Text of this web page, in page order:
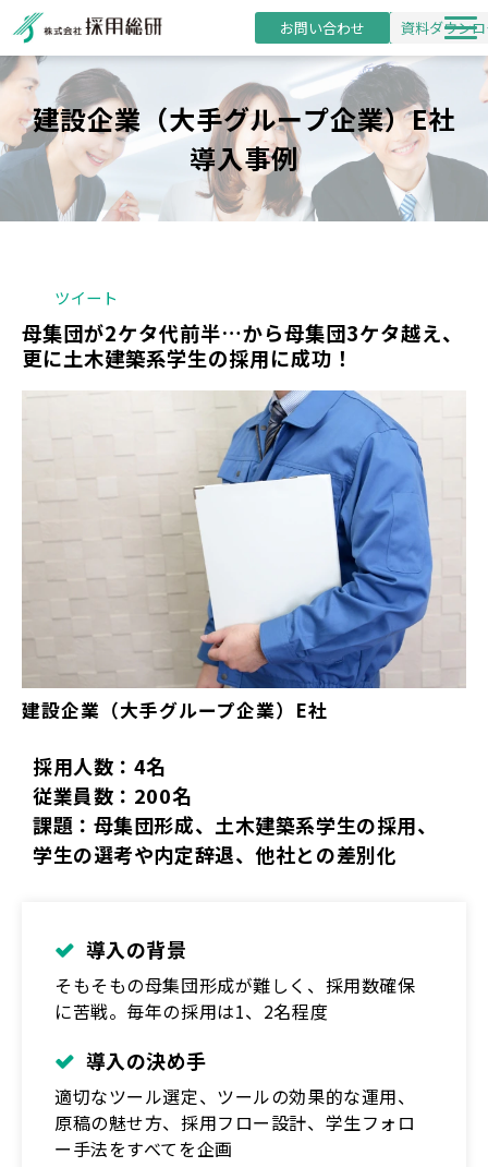
お問い合わせ 資料ダウン
新卒採用支援
研修事業
導入事例
採用・研修コラム
建設企業（大手グループ企業）E社
導入事例
ツイート
母集団が2ケタ代前半…から母集団3ケタ越え、
更に土木建築系学生の採用に成功！
採用人数：4名
従業員数：200名
課題：母集団形成、土木建築系学生の採用、
学生の選考や内定辞退、他社との差別化
導入の背景
そもそもの母集団形成が難しく、採用数確保
に苦戦。毎年の採用は1、2名程度
導入の決め手
適切なツール選定、ツールの効果的な運用、
原稿の魅せ方、採用フロー設計、学生フォロ
ー手法をすべてを企画